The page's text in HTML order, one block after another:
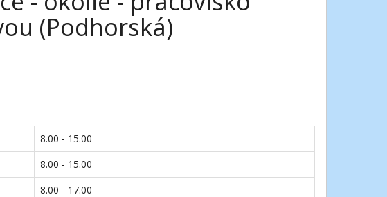
(Podhorská)
8.00 - 15.00
8.00 - 15.00
8.00 - 17.00